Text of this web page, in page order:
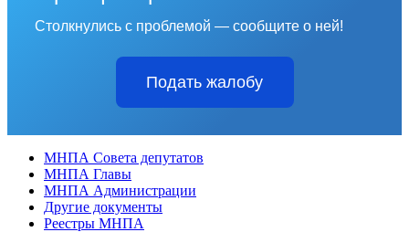
Столкнулись с проблемой — сообщите о ней!
Подать жалобу
МНПА Совета депутатов
МНПА Главы
МНПА Администрации
Другие документы
Реестры МНПА